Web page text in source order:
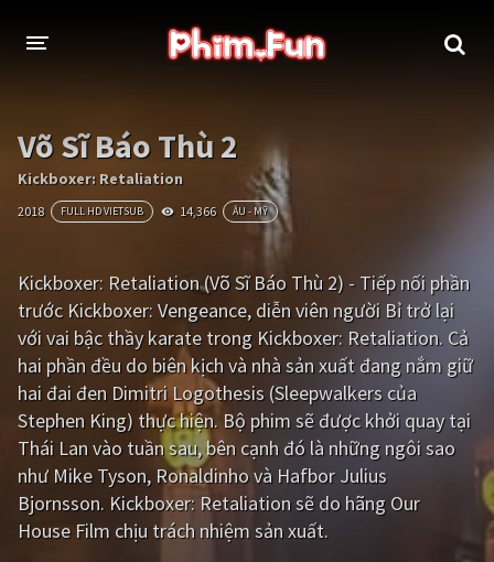
THỂ LOẠI
Thần thoại - Cổ trang Hành động
Tâm lý Chiến tranh
Kinh dị Tội phạm - Hình sự
Phiêu lưu Hài hước
Viễn tưởng Khoa học - Tài liệu
Hoạt hình Thể thao
Tình cảm - Lãng mạn Kỳ ảo
Giật gân Gia đình
Võ Sĩ Báo Thù 2
Kickboxer: Retaliation
2018 FULL HD VIETSUB 14,366 ÂU - MỸ
Kickboxer: Retaliation (Võ Sĩ Báo Thù 2) - Tiếp nối phần
trước Kickboxer: Vengeance, diễn viên người Bỉ trở lại
với vai bậc thầy karate trong Kickboxer: Retaliation. Cả
hai phần đều do biên kịch và nhà sản xuất đang nắm giữ
hai đai đen Dimitri Logothesis (Sleepwalkers của
Stephen King) thực hiện. Bộ phim sẽ được khởi quay tại
Thái Lan vào tuần sau, bên cạnh đó là những ngôi sao
như Mike Tyson, Ronaldinho và Hafbor Julius
Bjornsson. Kickboxer: Retaliation sẽ do hãng Our
House Film chịu trách nhiệm sản xuất.